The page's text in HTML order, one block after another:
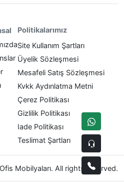
Politikalarımız
Site Kullanım Şartları
Üyelik Sözleşmesi
Mesafeli Satış Sözleşmesi
Kvkk Aydınlatma Metni
Çerez Politikası
Gizlilik Politikası
Iade Politikası
Teslimat Şartları
Mobilyaları. All rights reserved.